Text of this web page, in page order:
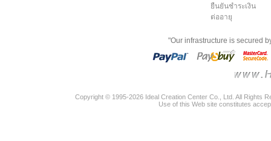
ยืนยันชำระเงิน
ต่ออายุ
"Our infrastructure is secured
Copyright © 1995-2026 Ideal Creation Center Co., Ltd. All Rights
Use of this Web site constitutes